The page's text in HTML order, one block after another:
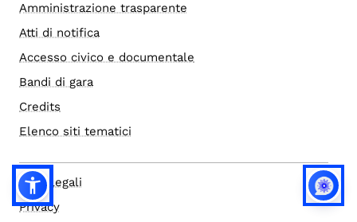
Amministrazione trasparente
Atti di notifica
Accesso civico e documentale
Bandi di gara
Credits
Elenco siti tematici
Note legali
Privacy